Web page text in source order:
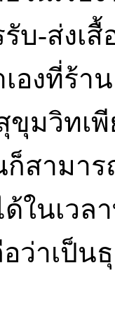
บ-ส่งเ
เองที่ร้
ขุมวิทเ
สามาร
ในเวล
ว่าเป็น